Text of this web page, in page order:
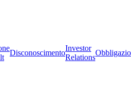
Disconoscimento
Investor
Relations